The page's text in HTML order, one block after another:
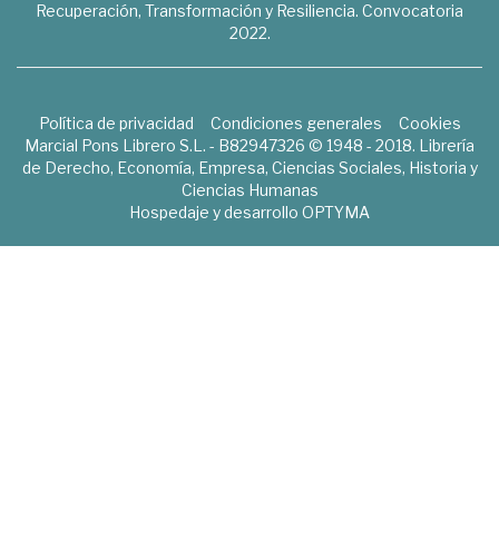
Recuperación, Transformación y Resiliencia. Convocatoria
2022.
Política de privacidad Condiciones generales
Cookies
Marcial Pons Librero S.L. - B82947326 © 1948 - 2018. Librería
de Derecho, Economía, Empresa, Ciencias Sociales, Historia y
Ciencias Humanas
Hospedaje y desarrollo OPTYMA